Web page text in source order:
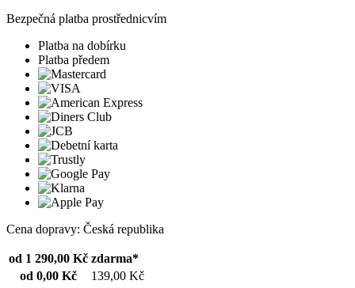
Bezpečná platba prostřednicvím
Platba na dobírku
Platba předem
Cena dopravy: Česká republika
od 1 290,00 Kč zdarma*
od 0,00 Kč
139,00 Kč